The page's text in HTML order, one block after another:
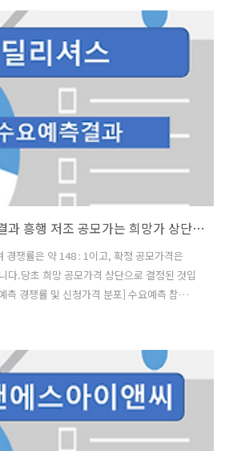
의무 보유 확약 비율] 의무 보유 확약 건수는
체 신청 물량 대비 건수로는 1.63%, 수량으
량이 적어 큰 의미는 없다고 하겠습니다. [청
(화) ~ 8월 5일(수) - 환불일 : 8월 7일(..
딜리셔스 수요예측 결과 흥행 저조 공모가는 희망가 상단 유지
경쟁률은 약 148 : 1이고, 확정 공모가격은
다.당초 희망 공모가격 상단으로 결정된 것입
측 경쟁률 및 신청가격 분포] 수요예측 참여
식수 309,699,500주로, 참여 경쟁률 184.06 :
이하 신청 비율도 28.61%에 달했습니다. [의
유 확약 건수는 5건에 308,000주로 전체 신청
수량으로는 0.1%였으며, 수치가 작아 큰 의
약 일정] - 청약일 : 8월 3일(월) ~ 8월 4일